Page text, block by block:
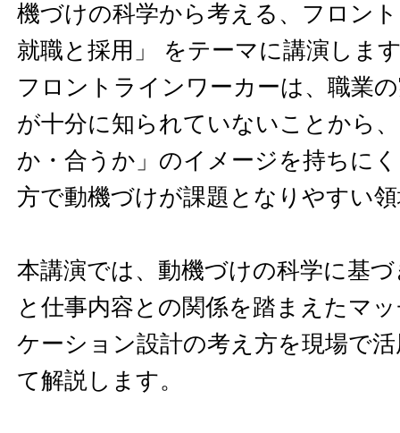
機づけの科学から考える、フロン
就職と採用」 をテーマに講演しま
フロントラインワーカーは、職業
が十分に知られていないことから
か・合うか」のイメージを持ちに
方で動機づけが課題となりやすい
本講演では、動機づけの科学に基
と仕事内容との関係を踏まえたマ
ケーション設計の考え方を現場で
て解説します。